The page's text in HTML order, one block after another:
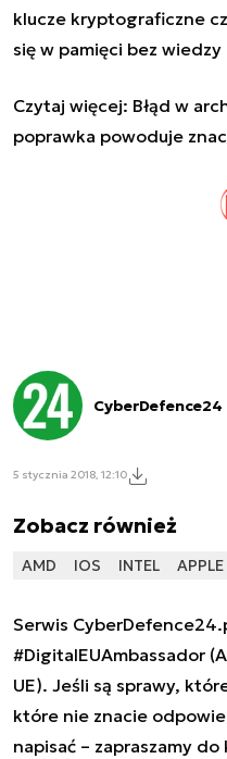
klucze kryptograficzne
się w pamięci bez
Czytaj więcej: Błąd w
poprawka powoduje
CyberDefence24
5 stycznia 2018, 12:10
Zobacz również
AMD IOS INTEL APPLE
Serwis
#DigitalEUAmbassador
UE). Jeśli są sprawy,
które nie znacie
napisać – zapraszamy